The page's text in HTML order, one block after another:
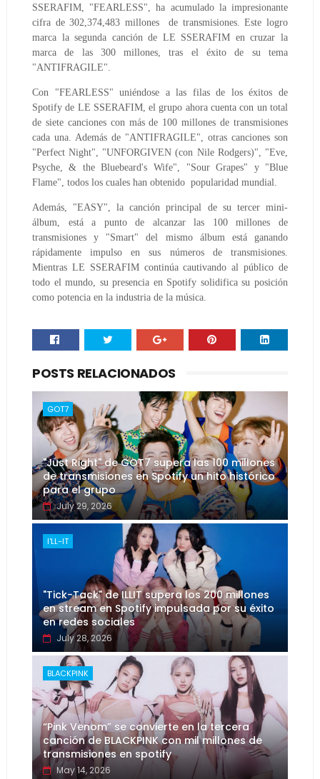
SSERAFIM, "FEARLESS", ha acumulado la impresionante
cifra de 302,374,483 millones de transmisiones. Este logro
marca la segunda canción de LE SSERAFIM en cruzar la
marca de las 300 millones, tras el éxito de su tema
"ANTIFRAGILE".
Con "FEARLESS" uniéndose a las filas de los éxitos de
Spotify de LE SSERAFIM, el grupo ahora cuenta con un total
de siete canciones con más de 100 millones de transmisiones
cada una. Además de "ANTIFRAGILE", otras canciones son
"Perfect Night", "UNFORGIVEN (con Nile Rodgers)", "Eve,
Psyche, & the Bluebeard's Wife", "Sour Grapes" y "Blue
Flame", todos los cuales han obtenido popularidad mundial.
Además, "EASY", la canción principal de su tercer mini-
álbum, está a punto de alcanzar las 100 millones de
transmisiones y "Smart" del mismo álbum está ganando
rápidamente impulso en sus números de transmisiones.
Mientras LE SSERAFIM continúa cautivando al público de
todo el mundo, su presencia en Spotify solidifica su posición
como potencia en la industria de la música.
POSTS RELACIONADOS
GOT7
"Just Right" de GOT7 supera las 100 millones
de transmisiones en Spotify un hito histórico
para el grupo
July 29, 2026
I'LL-IT
"Tick-Tack" de ILLIT supera los 200 millones
en stream en Spotify impulsada por su éxito
en redes sociales
July 28, 2026
BLACKPINK
“Pink Venom” se convierte en la tercera
canción de BLACKPINK con mil millones de
transmisiones en spotify
May 14, 2026